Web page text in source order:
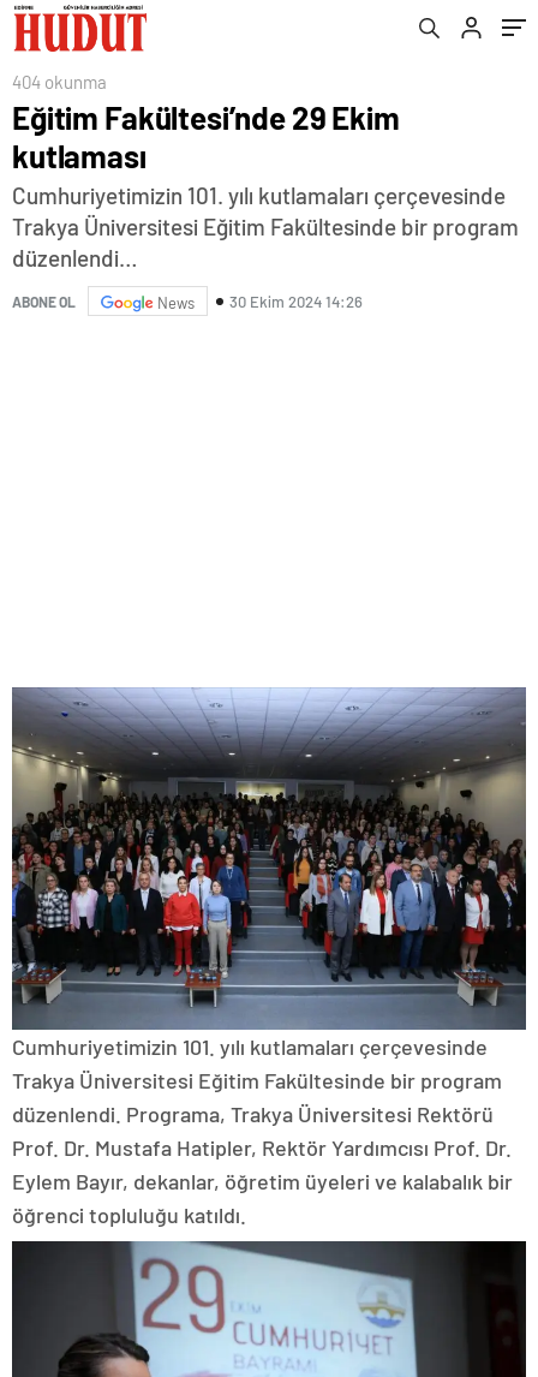
404 okunma
Eğitim Fakültesi’nde 29 Ekim
kutlaması
Cumhuriyetimizin 101. yılı kutlamaları çerçevesinde
Trakya Üniversitesi Eğitim Fakültesinde bir program
düzenlendi…
ABONE OL News 30 Ekim 2024 14:26
Cumhuriyetimizin 101. yılı kutlamaları çerçevesinde
Trakya Üniversitesi Eğitim Fakültesinde bir program
düzenlendi. Programa, Trakya Üniversitesi Rektörü
Prof. Dr. Mustafa Hatipler, Rektör Yardımcısı Prof. Dr.
Eylem Bayır, dekanlar, öğretim üyeleri ve kalabalık bir
öğrenci topluluğu katıldı.